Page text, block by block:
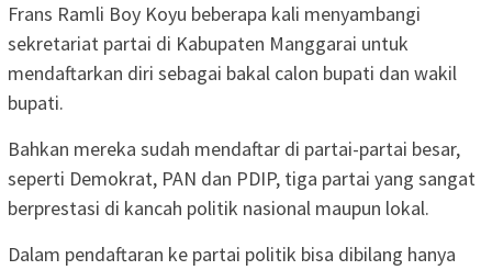
Frans Ramli Boy Koyu beberapa kali menyambangi
sekretariat partai di Kabupaten Manggarai untuk
mendaftarkan diri sebagai bakal calon bupati dan wakil
bupati.
Bahkan mereka sudah mendaftar di partai-partai besar,
seperti Demokrat, PAN dan PDIP, tiga partai yang sangat
berprestasi di kancah politik nasional maupun lokal.
Dalam pendaftaran ke partai politik bisa dibilang hanya